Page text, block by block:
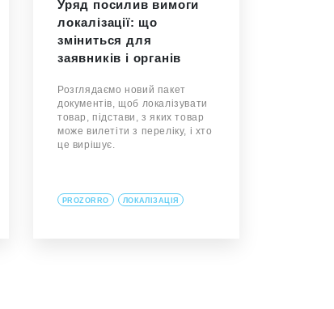
Уряд посилив вимоги
локалізації: що
зміниться для
заявників і органів
Розглядаємо новий пакет
документів, щоб локалізувати
товар, підстави, з яких товар
може вилетіти з переліку, і хто
це вирішує.
PROZORRO ЛОКАЛІЗАЦІЯ